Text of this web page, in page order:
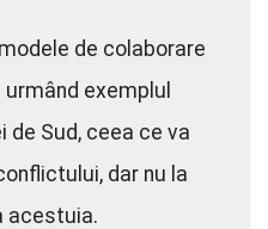
de colaborare
exemplul
de Sud, ceea ce va
dar nu la
acestuia.